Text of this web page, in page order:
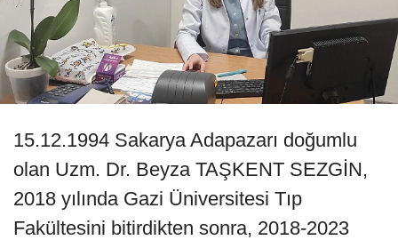
15.12.1994 Sakarya Adapazarı doğumlu
olan Uzm. Dr. Beyza TAŞKENT SEZGİN,
2018 yılında Gazi Üniversitesi Tıp
Fakültesini bitirdikten sonra, 2018-2023